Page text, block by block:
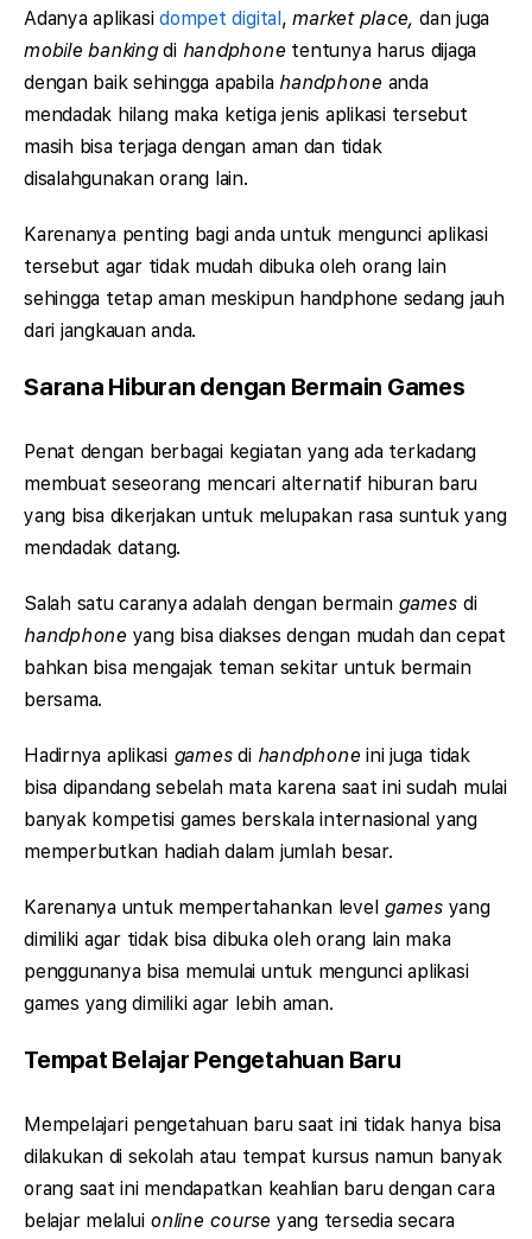
Adanya aplikasidompet digital,market place, dan juga
mobile bankingdi handphone tentunya harus dijaga
dengan baik sehingga apabila handphone anda
mendadak hilang maka ketiga jenis aplikasi tersebut
masih bisa terjaga dengan aman dan tidak
disalahgunakan orang lain.
Karenanya penting bagi anda untuk mengunci aplikasi
tersebut agar tidak mudah dibuka oleh orang lain
sehingga tetap aman meskipun handphone sedang jauh
dari jangkauan anda.
Sarana Hiburan dengan Bermain Games
Penat dengan berbagai kegiatan yang ada terkadang
membuat seseorang mencari alternatif hiburan baru
yang bisa dikerjakan untuk melupakan rasa suntuk yang
mendadak datang.
Salah satu caranya adalah dengan bermain gamesdi
handphone yang bisa diakses dengan mudah dan cepat
bahkan bisa mengajak teman sekitar untuk bermain
bersama.
Hadirnya aplikasigamesdi handphoneini juga tidak
bisa dipandang sebelah mata karena saat ini sudah mulai
banyak kompetisi games berskala internasional yang
memperbutkan hadiah dalam jumlah besar.
Karenanya untuk mempertahankan level gamesyang
dimiliki agar tidak bisa dibuka oleh orang lain maka
penggunanya bisa memulai untuk mengunci aplikasi
games yang dimiliki agar lebih aman.
Tempat Belajar Pengetahuan Baru
Mempelajari pengetahuan baru saat ini tidak hanya bisa
dilakukan di sekolah atau tempat kursus namun banyak
orang saat ini mendapatkan keahlian baru dengan cara
belajar melalui online course yang tersedia secara